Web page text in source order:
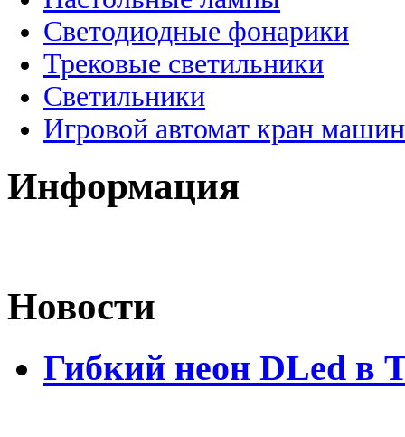
Светодиодные фонарики
Трековые светильники
Светильники
Игровой автомат кран
Информация
Новости
Гибкий неон DLed в